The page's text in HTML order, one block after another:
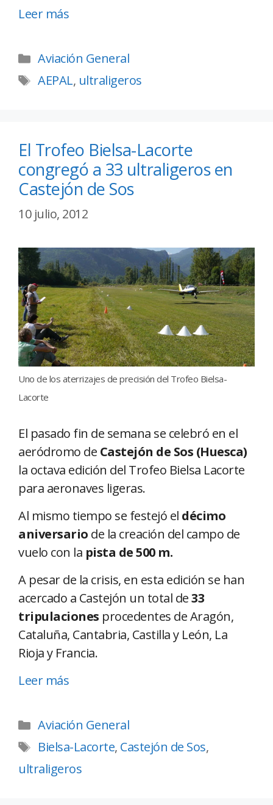
Leer más
Aviación General
AEPAL, ultraligeros
El Trofeo Bielsa-Lacorte
congregó a 33 ultraligeros en
Castejón de Sos
10 julio, 2012
Uno de los aterrizajes de precisión del Trofeo Bielsa-
Lacorte
El pasado fin de semana se celebró en el
aeródromo de Castejón de Sos (Huesca)
la octava edición del Trofeo Bielsa Lacorte
para aeronaves ligeras.
Al mismo tiempo se festejó el décimo
aniversario de la creación del campo de
vuelo con la pista de 500 m.
A pesar de la crisis, en esta edición se han
acercado a Castejón un total de33
tripulaciones procedentes de Aragón,
Cataluña, Cantabria, Castilla y León, La
Rioja y Francia.
Leer más
Aviación General
Bielsa-Lacorte, Castejón de Sos,
ultraligeros